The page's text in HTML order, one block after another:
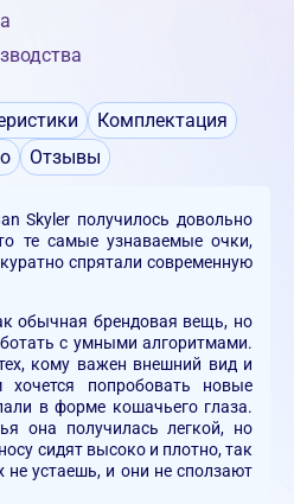
Комплектация
Отзывы
Skyler получилось довольно
те самые узнаваемые очки,
спрятали современную
обычная брендовая вещь, но
с умными алгоритмами.
кому важен внешний вид и
попробовать новые
в форме кошачьего глаза.
она получилась легкой, но
сидят высоко и плотно, так
не устаешь, и они не сползают